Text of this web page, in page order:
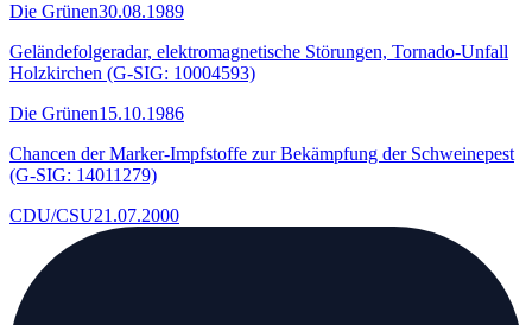
Die Grünen30.08.1989
Geländefolgeradar, elektromagnetische Störungen, Tornado-Unfall
Holzkirchen (G-SIG: 10004593)
Die Grünen15.10.1986
Chancen der Marker-Impfstoffe zur Bekämpfung der Schweinepest
(G-SIG: 14011279)
CDU/CSU21.07.2000